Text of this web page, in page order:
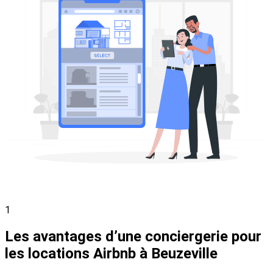
1
Les avantages d’une conciergerie pour
les locations Airbnb à Beuzeville